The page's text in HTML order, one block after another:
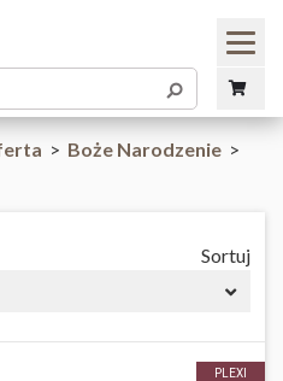
> Boże Narodzenie >
Sortuj
PLEXI